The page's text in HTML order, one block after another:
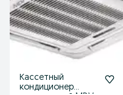
Кассетный
кондиционер